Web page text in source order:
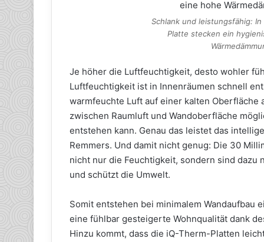
Schlank und leistungsfähig:
Platte stecken ein
Je höher die Luftfeuchtigkeit, desto wohler
Luftfeuchtigkeit ist in Innenräumen schnell
warmfeuchte Luft auf einer kalten
zwischen Raumluft und Wandoberfläche
entstehen kann. Genau das leistet das
Remmers. Und damit nicht genug: Die 30
nicht nur die Feuchtigkeit, sondern sind dazu
und schützt die Umwelt.
Somit entstehen bei minimalem Wandaufbau
eine fühlbar gesteigerte Wohnqualität dank
Hinzu kommt, dass die iQ-Therm-Platten